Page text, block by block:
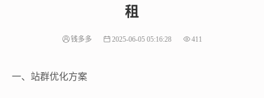
租
钱多多 2025-06-05 05:16:28 411
一、站群优化方案